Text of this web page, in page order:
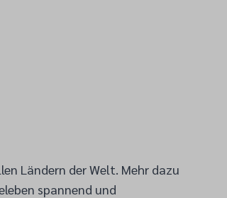
Ländern der Welt. Mehr dazu
spannend und